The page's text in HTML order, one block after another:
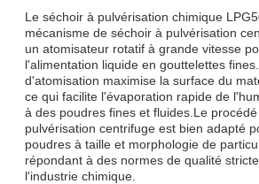
Le séchoir à pulvérisation chimique
mécanisme de séchoir à pulvérisation
un atomisateur rotatif à grande vitesse
l'alimentation liquide en gouttelettes
d'atomisation maximise la surface du
ce qui facilite l'évaporation rapide de
à des poudres fines et fluides.Le
pulvérisation centrifuge est bien adapté
poudres à taille et morphologie de
répondant à des normes de qualité
l'industrie chimique.